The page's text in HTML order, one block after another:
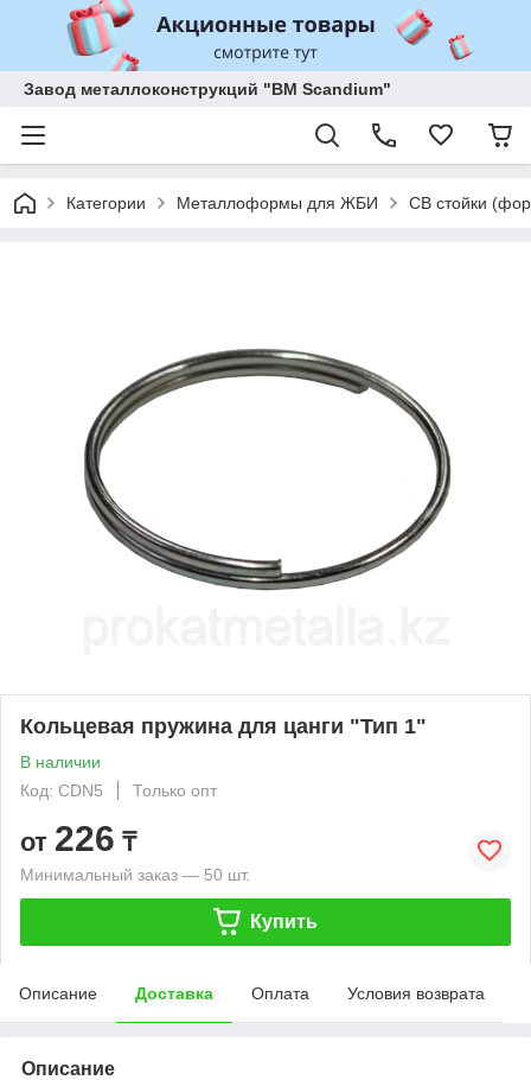
Завод металлоконструкций "BM Scandium"
Категории Металлоформы для ЖБИ СВ стойки
Кольцевая пружина для цанги "Тип 1"
В наличии
Код: CDN5
Только опт
от 226 ₸
Минимальный заказ — 50 шт.
Купить
Описание Доставка Оплата Условия возврата
Описание